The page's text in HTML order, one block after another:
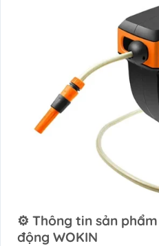
⚙️ Thông tin sản
động WOKIN